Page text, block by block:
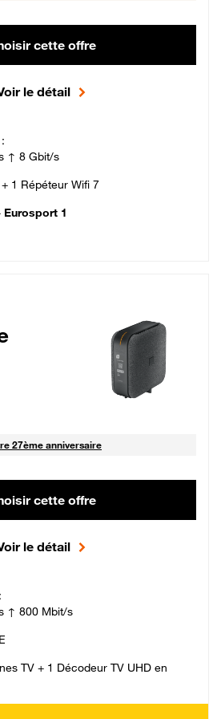
cette offre
le détail
↑ 8 Gbit/s
1 Répéteur Wifi 7
Eurosport 1
mois puis 49,99 € par mois, Sans engagement
27ème anniversaire
cette offre
le détail
↑ 800 Mbit/s
TV + 1 Décodeur TV UHD en